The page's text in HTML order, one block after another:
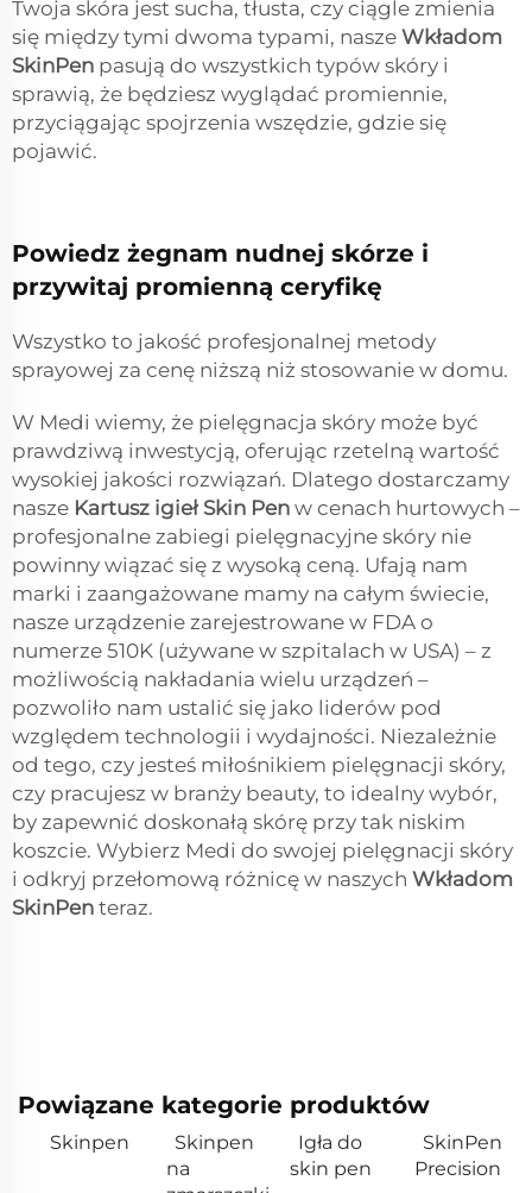
Twoja skóra jest sucha, tłusta, czy ciągle zmienia
się między tymi dwoma typami, nasze Wkładom
SkinPen pasują do wszystkich typów skóry i
sprawią, że będziesz wyglądać promiennie,
przyciągając spojrzenia wszędzie, gdzie się
pojawić.
Powiedz żegnam nudnej skórze i
przywitaj promienną ceryfikę
Wszystko to jakość profesjonalnej metody
sprayowej za cenę niższą niż stosowanie w domu.
W Medi wiemy, że pielęgnacja skóry może być
prawdziwą inwestycją, oferując rzetelną wartość
wysokiej jakości rozwiązań. Dlatego dostarczamy
nasze Kartusz igieł Skin Pen w cenach hurtowych –
profesjonalne zabiegi pielęgnacyjne skóry nie
powinny wiązać się z wysoką ceną. Ufają nam
marki i zaangażowane mamy na całym świecie,
nasze urządzenie zarejestrowane w FDA o
numerze 510K (używane w szpitalach w USA) – z
możliwością nakładania wielu urządzeń –
pozwoliło nam ustalić się jako liderów pod
względem technologii i wydajności. Niezależnie
od tego, czy jesteś miłośnikiem pielęgnacji skóry,
czy pracujesz w branży beauty, to idealny wybór,
by zapewnić doskonałą skórę przy tak niskim
koszcie. Wybierz Medi do swojej pielęgnacji skóry
i odkryj przełomową różnicę w naszych Wkładom
SkinPen teraz.
Powiązane kategorie produktów
Skinpen
Skinpen
na
Igła do
skin pen
SkinPen
Precision